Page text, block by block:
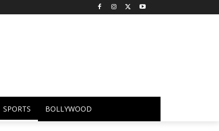
SPORTS BOLLYWOOD